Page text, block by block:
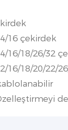
16 çekirdek
16/18/26/32
16/18/20/22/